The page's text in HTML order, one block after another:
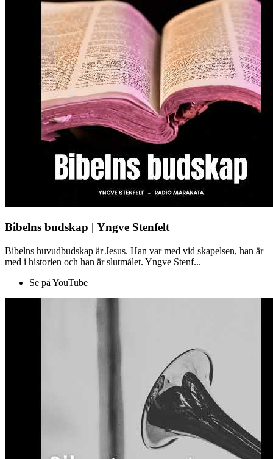
Bibelns budskap | Yngve Stenfelt
Bibelns huvudbudskap är Jesus. Han var med vid skapelsen, han är
med i historien och han är slutmålet. Yngve Stenf...
Se på YouTube